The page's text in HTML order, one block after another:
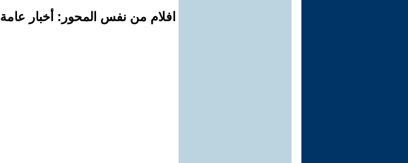
افلام من نفس المحور: أخبار عامة